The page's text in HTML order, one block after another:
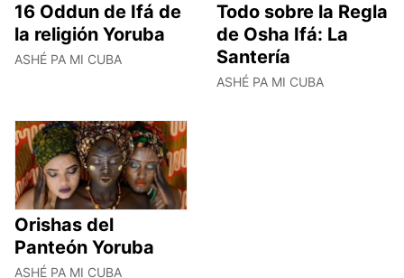
16 Oddun de Ifá de
la religión Yoruba
ASHÉ PA MI CUBA
Todo sobre la Regla
de Osha Ifá: La
Santería
ASHÉ PA MI CUBA
Orishas del
Panteón Yoruba
ASHÉ PA MI CUBA